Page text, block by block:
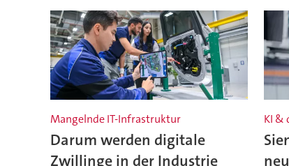
Mangelnde IT-Infrastruktur
Darum werden digitale
Zwillinge in der Industrie
KI &